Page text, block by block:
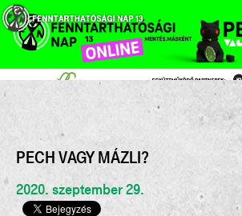
PECH VAGY MÁZLI?
2020. szeptember 29.